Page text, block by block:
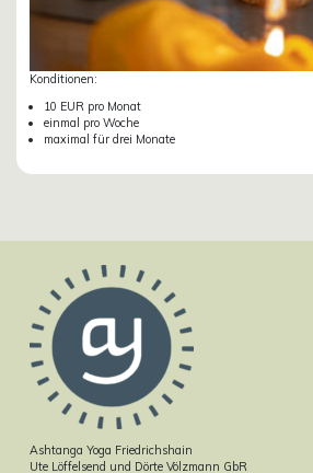
Konditionen:
10 EUR pro Monat
einmal pro Woche
maximal für drei Monate
Ashtanga Yoga Friedrichshain
Ute Löffelsend und Dörte Völzmann GbR